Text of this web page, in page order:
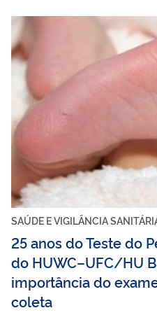
SAÚDE E VIGILÂNCIA
25 anos do Teste do
do HUWC–UFC/HU
importância do
coleta